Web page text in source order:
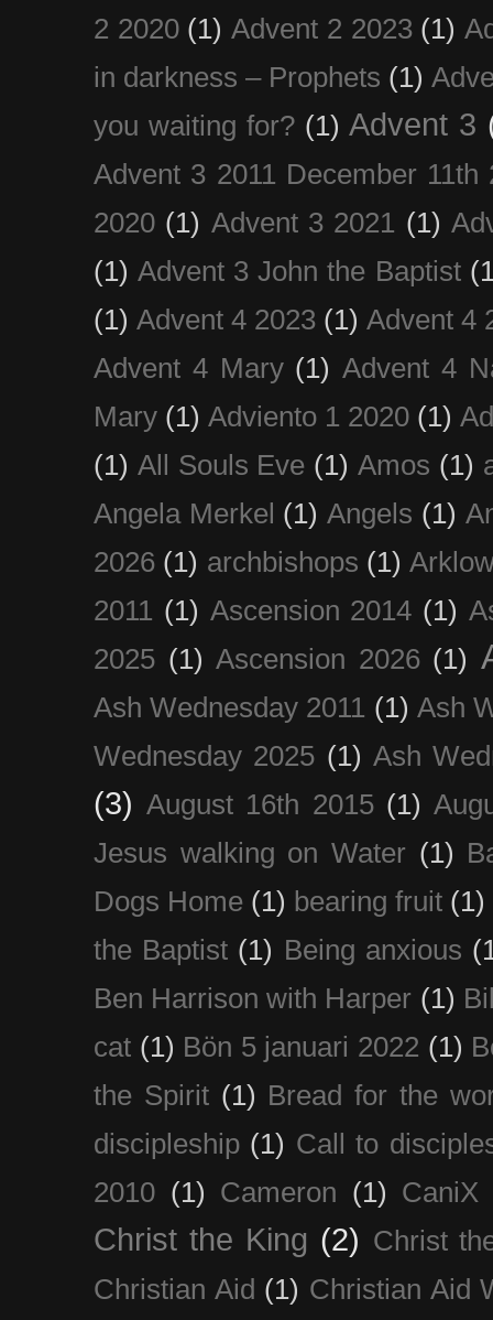
2 2020 (1) Advent 2 2023 (1)
in darkness – Prophets (1)
you waiting for? (1) Advent 3
Advent 3 2011 December 11th
2020 (1) Advent 3 2021 (1)
(1) Advent 3 John the Baptist
(1) Advent 4 2023 (1) Advent 4
Advent 4 Mary (1) Advent 4
Mary (1) Adviento 1 2020 (1)
(1) All Souls Eve (1) Amos (1)
Angela Merkel (1) Angels (1)
2026 (1) archbishops (1)
2011 (1) Ascension 2014 (1)
2025 (1) Ascension 2026 (1)
Ash Wednesday 2011 (1) Ash
Wednesday 2025 (1) Ash
(3) August 16th 2015 (1)
Jesus walking on Water (1)
Dogs Home (1) bearing fruit (1)
the Baptist (1) Being anxious
Ben Harrison with Harper (1)
cat (1) Bön 5 januari 2022 (1)
the Spirit (1) Bread for the
discipleship (1) Call to
2010 (1) Cameron (1) CaniX
Christ the King (2) Christ
Christian Aid (1) Christian Aid